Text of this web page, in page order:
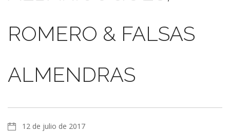
ROMERO & FALSAS
ALMENDRAS
12 de julio de 2017